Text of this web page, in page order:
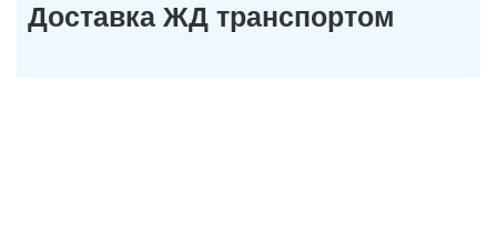
Доставка ЖД транспортом